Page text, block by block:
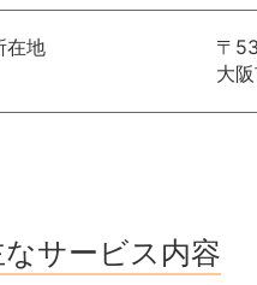
在地
〒
大
なサービス内容